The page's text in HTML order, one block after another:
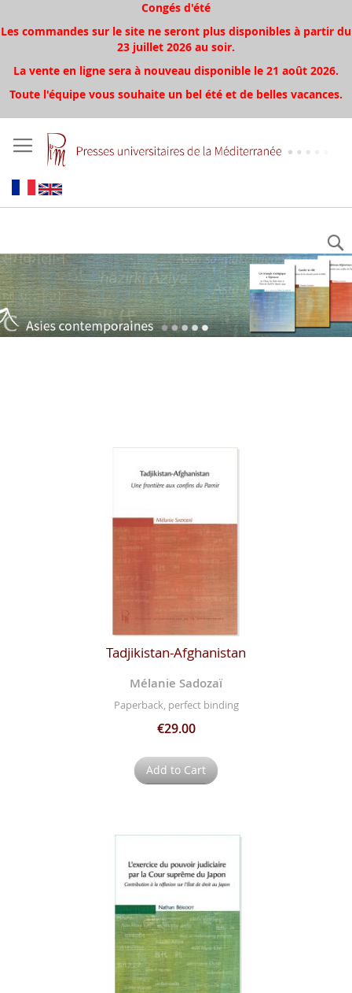
Congés d'été
Les commandes sur le site ne seront plus disponibles à partir du
23 juillet 2026 au soir.
La vente en ligne sera à nouveau disponible le 21 août 2026.
Toute l'équipe vous souhaite un bel été et de belles vacances.
Tadjikistan-Afghanistan
Mélanie Sadozaï
Paperback, perfect binding
€29.00
Add to Cart